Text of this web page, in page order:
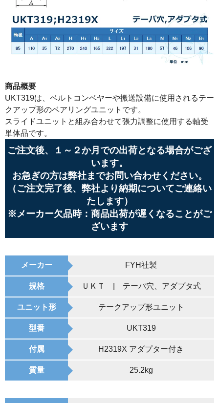
商品概要
UKT319は、ベルトコンベヤーや搬送設備に使用されるテー
クアップ形のベアリングユニットです。
スライドユニットと組み合わせて張力調整に使用する軸受
単体品です。
ご注文後、１～２か月での出荷となる場合がござ
います。
お急ぎの方は弊社までお問い合わせください。
（ご注文完了後、弊社より納期についてご連絡い
たします）
※メーカー欠品時：商品出荷が遅くなることがご
ざいます
メーカー FYH社製
規格 ＵＫＴ | テーパ穴、アダプタ式
ユニット形 テークアップ形ユニット
型番 UKT319
付属 H2319X アダプター付き
質量 25.2kg